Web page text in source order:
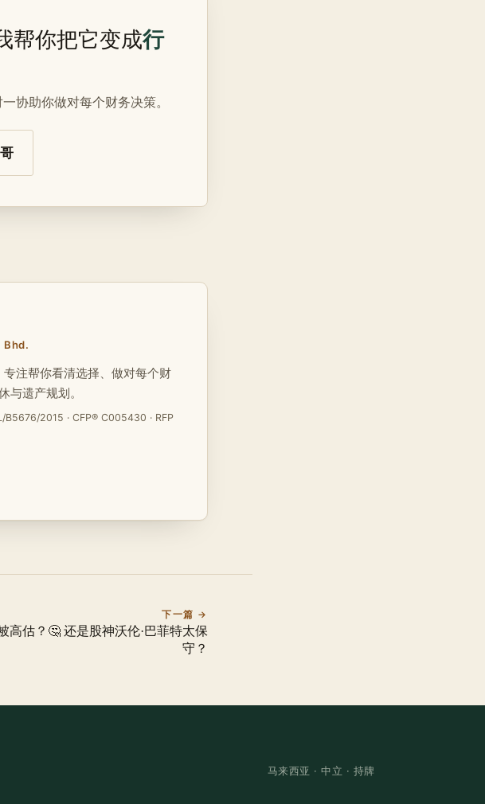
你把它变成行
协助你做对每个财务决策。
Bhd.
注帮你看清选择、做对每个财
遗产规划。
B5676/2015 · CFP® C005430 · RFP
下一篇 →
高估？🤔 还是股神沃伦·巴菲特太保
守？
马来西亚 ·中立 · 持牌